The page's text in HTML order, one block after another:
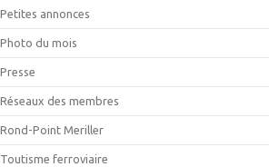
Petites annonces
Photo du mois
Presse
Réseaux des membres
Rond-Point Meriller
Toutisme ferroviaire